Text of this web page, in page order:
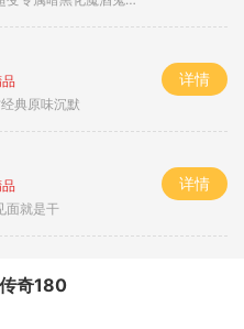
典原味沉默
详情
面就是干
详情
奇180